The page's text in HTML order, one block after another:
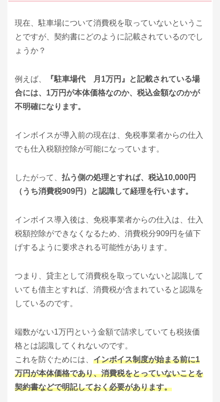
現在、駐車場について消費税を取っていないというこ
とですが、契約書にどのように記載されているのでし
ょうか？
例えば、
『駐車場代 月1万円』と記載されている場
合には、1万円が本体価格なのか、税込金額なのかが
不明確になります。
インボイスが導入前の現在は、免税事業者からの仕入
でも仕入税額控除が可能になっています。
したがって、 払う側の処理とすれば、税込10,000円
（うち消費税909円）と認識して経理を行います。
インボイス導入後は、免税事業者からの仕入は、仕入
税額控除ができなくなるため、消費税分909円を値下
げするように要求される可能性があります。
つまり、貸主として消費税を取っていないと認識して
いても借主とすれば、消費税が含まれていると認識を
しているのです。
端数がない1万円という金額で請求していても税抜価
格とは認識してくれないのです。
これを防ぐためには、 インボイス制度が始まる前に1
万円が本体価格であり、消費税をとっていないことを
契約書などで明記しておく必要があります。